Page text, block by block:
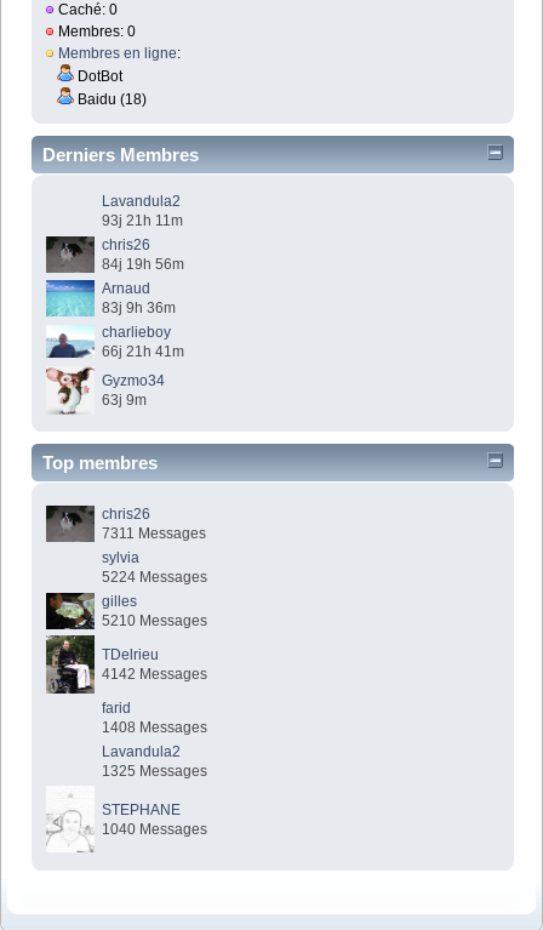
Caché: 0
Membres: 0
Membres en ligne:
DotBot
Baidu (18)
Derniers Membres
Lavandula2
93j 21h 11m
chris26
84j 19h 56m
Arnaud
83j 9h 36m
charlieboy
66j 21h 41m
Gyzmo34
63j 9m
Top membres
chris26
7311 Messages
sylvia
5224 Messages
gilles
5210 Messages
TDelrieu
4142 Messages
farid
1408 Messages
Lavandula2
1325 Messages
STEPHANE
1040 Messages